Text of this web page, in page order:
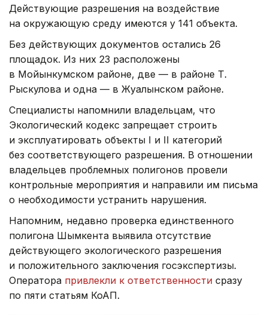
Действующие разрешения на воздействие
на окружающую среду имеются у 141 объекта.
Без действующих документов остались 26
площадок. Из них 23 расположены
в Мойынкумском районе, две — в районе Т.
Рыскулова и одна — в Жуалынском районе.
Специалисты напомнили владельцам, что
Экологический кодекс запрещает строить
и эксплуатировать объекты I и II категорий
без соответствующего разрешения. В отношении
владельцев проблемных полигонов провели
контрольные мероприятия и направили им письма
о необходимости устранить нарушения.
Напомним, недавно проверка единственного
полигона Шымкента выявила отсутствие
действующего экологического разрешения
и положительного заключения госэкспертизы.
Оператора привлекли к ответственности сразу
по пяти статьям КоАП.